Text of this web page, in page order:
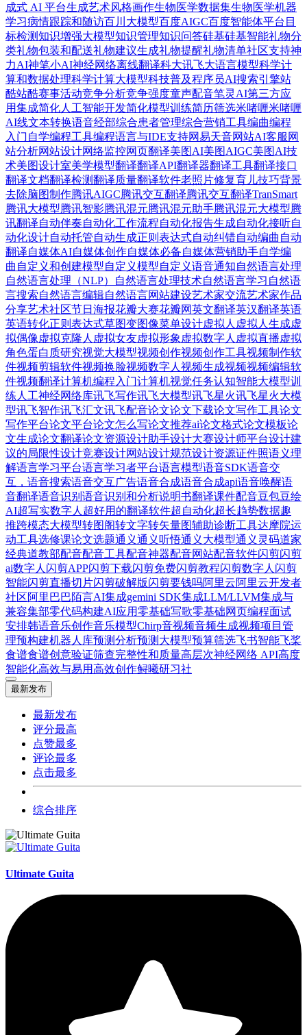
成式 AI 平台生成艺术风格画作生物医学数据集生物医学机器
学习病情跟踪和随访百川大模型百度AIGC百度智能体平台 目
标检测知识增强大模型知识管理知识问答硅基硅基智能礼物分
类礼物包装和配送礼物建议生成礼物提醒礼物清单社区支持神
力AI神笔小AI神经网络离线翻译科大讯飞大语言模型科学计
算和数据处理科学计算大模型科技普及程序员AI搜索引擎站
酷站酷赛事活动竞争分析竞争强度童声配音笔灵AI第三方应
用集成简化人工智能开发简化模型训练简历筛选米啫喱米啫喱
AI线文本转换语音经部综合患者管理综合营销工具编曲编程
入门自学编程工具编程语言与IDE支持网易天音网站AI客服 网
站分析网站设计网络监控网页翻译美图AI美图AIGC美图AI技
术美图设计室美学模型翻译翻译API翻译器翻译工具翻译接口
翻译文档翻译检测翻译质量翻译软件老照片修复育儿技巧背景
去除脑图制作腾讯AIGC腾讯交互翻译腾讯交互翻译TranSmart
腾讯大模型腾讯智影腾讯混元腾讯混元助手腾讯混元大模型腾
讯翻译自动伴奏自动化工作流程自动化报告生成自动化接听自
动化设计自动托管自动生成正则表达式自动纠错自动编曲 自动
翻译自媒体AI自媒体创作自媒体必备自媒体营销助手自学编
曲 自定义和创建模型自定义模型自定义语音通知自然语言处理
自然语言处理（NLP）
自然语言处理技术自然语言学习 自然语
言搜索自然语言编辑自然语言网站建设艺术家交流艺术家作品
分享艺术社区节日海报花瓣大赛花瓣网英文翻译英汉翻译英语
英语转化正则表达式草图变图像菜单设计虚拟人 虚拟人生成虚
拟偶像虚拟克隆人 虚拟女友虚拟形象 虚拟数字人 虚拟直播虚拟
角色蛋白质研究视觉大模型视频创作视频创作工具视频制作软
件视频剪辑软件视频换脸视频数字人 视频生成视频视频编辑软
件视频翻译计算机编程入门计算机视觉任务认知智能大模型训
练人工神经网络库讯飞写作讯飞大模型讯飞星火讯飞星火大模
型讯飞智作讯飞汇文讯飞配音论文论文下载论文写作工具论文
写作平台论文平台论文怎么写论文推荐ai论文格式论文模板论
文生成论文翻译论文资源设计助手设计大赛设计师平台设计建
议的局限性设计竞赛设计网站设计规范设计资源证件照语义理
解语言学习平台语言学习者平台语言模型语音SDK语音交
互，语音搜索语音交互广告语音合成语音合成api语音唤醒语
音翻译语音识别 语音识别和分析说明书翻译课件配音豆包豆绘
AI超写实数字人 超好用的翻译软件超自动化超长趋势数据趣
推跨模态大模型转图阁转文字转矢量图辅助诊断工具达摩院运
动工具选修课论文选题通义通义听悟通义大模型通义灵码道家
经典道教部配音配音工具配音神器配音网站配音软件闪剪闪剪
ai数字人 闪剪APP闪剪下载闪剪免费闪剪教程闪剪数字人 闪剪
智能闪剪直播切片闪剪破解版闪剪要钱吗阿里云阿里云开发者
社区阿里巴巴陌言AI集成gemini SDK集成LLM/LLVM集成与
兼容集部零代码构建AI应用零基础写歌零基础网页编程面试
安排韩语音乐创作音乐模型Chirp音视频音频生成视频项目管
理预构建机器人库预测分析预测大模型预算筛选飞书智能飞桨
食谱食谱创意验证筛查完整性和质量高层次神经网络 API高度
智能化高效与易用高效创作鲟曦研习社
最新发布
最新发布
评分最高
点赞最多
评论最多
点击最多
综合排序
Ultimate Guita